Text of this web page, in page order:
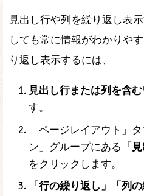
見出し行や列を繰り返し表
しても常に情報がわかりや
り返し表示するには、
見出し行または列を含
す。
「ページレイアウト」
ン」グループにある 「
をクリックします。
「行の繰り返し」「列の